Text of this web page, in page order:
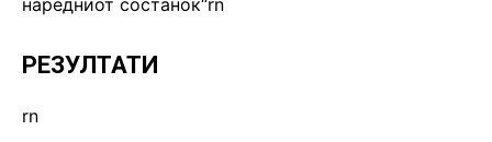
наредниот состанок“rn
РЕЗУЛТАТИ
rn